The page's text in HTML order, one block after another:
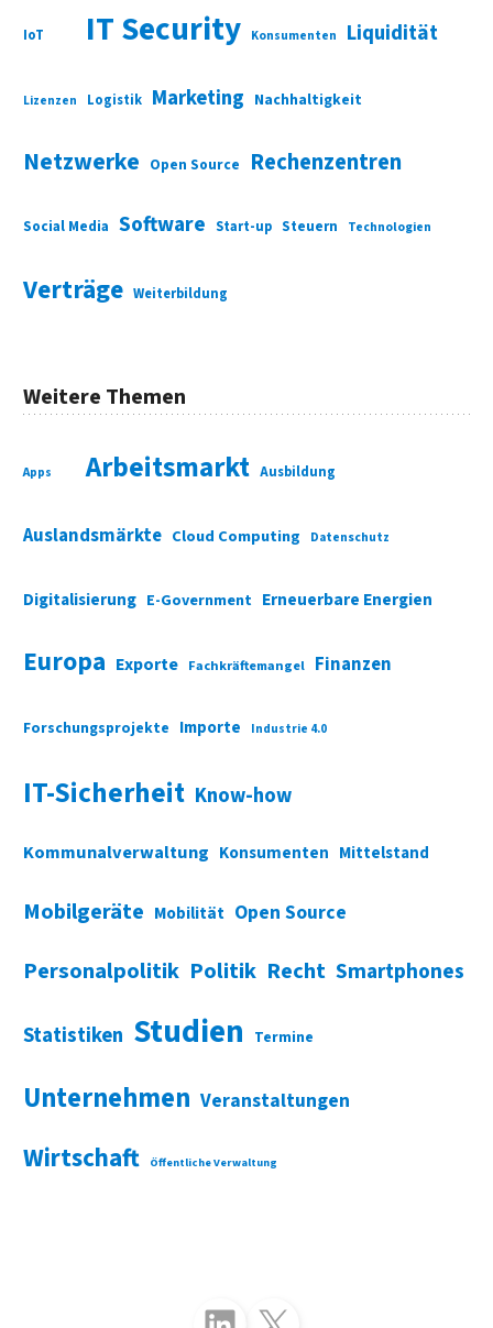
IoT IT Security Konsumenten Liquidität
Lizenzen Logistik Marketing Nachhaltigkeit
Netzwerke Open Source Rechenzentren
Social Media Software Start-up Steuern Technologien
Verträge Weiterbildung
Weitere Themen
Apps Arbeitsmarkt Ausbildung
Auslandsmärkte Cloud Computing Datenschutz
Digitalisierung E-Government Erneuerbare Energien
Europa Exporte Fachkräftemangel Finanzen
Forschungsprojekte Importe Industrie 4.0
IT-Sicherheit Know-how
Kommunalverwaltung Konsumenten Mittelstand
Mobilgeräte Mobilität Open Source
Personalpolitik Politik Recht Smartphones
Statistiken Studien Termine
Unternehmen Veranstaltungen
Wirtschaft Öffentliche Verwaltung